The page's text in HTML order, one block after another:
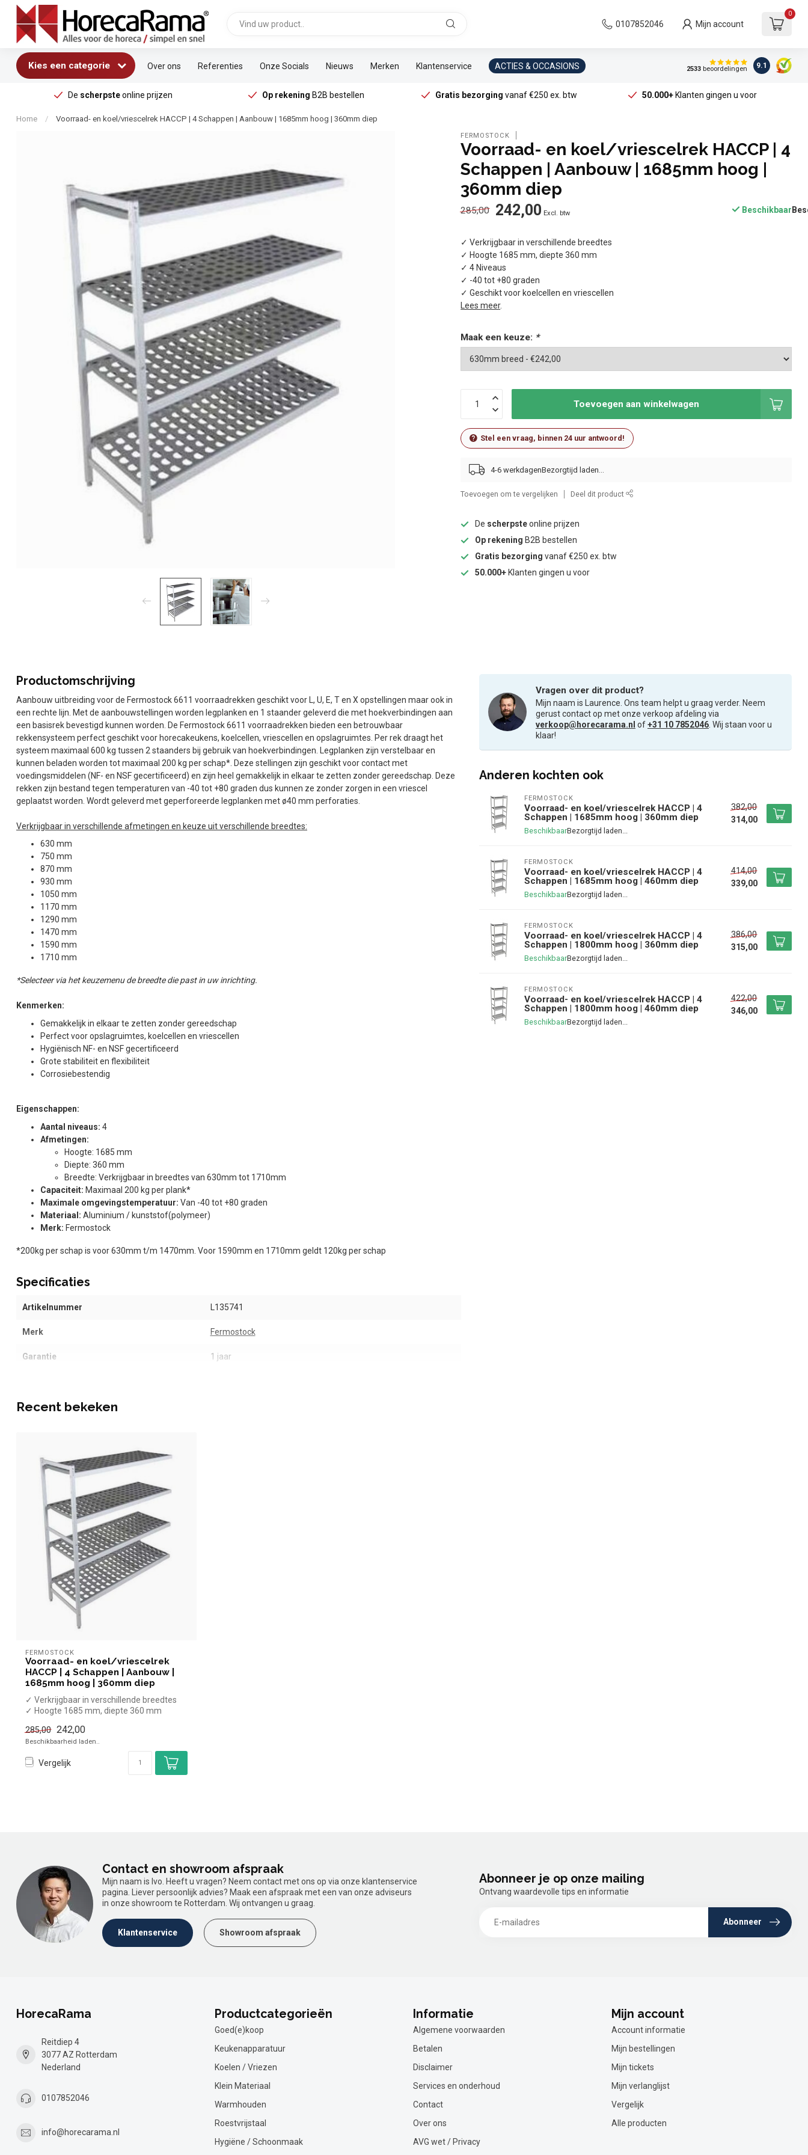
0107852046 Mijn account
0
Kies een categorie Over ons Referenties Onze Socials Nieuws Merken Klantenservice ACTIES & OCCASIONS 2533beoordelingen 9.1
De scherpsteonline prijzen Op rekening B2B bestellen Gratis bezorging vanaf €250 ex. btw 50.000+Klanten gingen u voor
Home / Voorraad- en koel/vriescelrek HACCP | 4 Schappen | Aanbouw | 1685mm hoog | 360mm diep
FERMOSTOCK
Voorraad- en koel/vriescelrek HACCP | 4
Schappen | Aanbouw | 1685mm hoog |
360mm diep
285,00 242,00 Excl. btw Beschikbaar
✓ Verkrijgbaar in verschillende breedtes
✓ Hoogte 1685 mm, diepte 360 mm
✓ 4 Niveaus
✓ -40 tot +80 graden
✓ Geschikt voor koelcellen en vriescellen
Lees meer.
Maak een keuze: *
Toevoegen aan winkelwagen
Stel een vraag, binnen 24 uur antwoord!
4-6 werkdagen
Toevoegen om te vergelijken Deel dit product
De scherpsteonline prijzen
Op rekening B2B bestellen
Gratis bezorging vanaf €250 ex. btw
50.000+ Klanten gingen u voor
Productomschrijving
Aanbouw uitbreiding voor de Fermostock 6611 voorraadrekken geschikt voor L, U, E, T en X opstellingen maar ook in
een rechte lijn. Met de aanbouwstellingen worden legplanken en 1 staander geleverd die met hoekverbindingen aan
een basisrek bevestigd kunnen worden. De Fermostock 6611 voorraadrekken bieden een betrouwbaar
rekkensysteem perfect geschikt voor horecakeukens, koelcellen, vriescellen en opslagruimtes. Per rek draagt het
systeem maximaal 600 kg tussen 2 staanders bij gebruik van hoekverbindingen. Legplanken zijn verstelbaar en
kunnen beladen worden tot maximaal 200 kg per schap*. Deze stellingen zijn geschikt voor contact met
voedingsmiddelen (NF- en NSF gecertificeerd) en zijn heel gemakkelijk in elkaar te zetten zonder gereedschap. Deze
rekken zijn bestand tegen temperaturen van -40 tot +80 graden dus kunnen ze zonder zorgen in een vriescel
geplaatst worden. Wordt geleverd met geperforeerde legplanken met ø40 mm perforaties.
Verkrijgbaar in verschillende afmetingen en keuze uit verschillende breedtes:
630 mm
750 mm
870 mm
930 mm
1050 mm
1170 mm
1290 mm
1470 mm
1590 mm
1710 mm
*Selecteer via het keuzemenu de breedte die past in uw inrichting.
Kenmerken:
Gemakkelijk in elkaar te zetten zonder gereedschap
Perfect voor opslagruimtes, koelcellen en vriescellen
Hygiënisch NF- en NSF gecertificeerd
Grote stabiliteit en flexibiliteit
Corrosiebestendig
Eigenschappen:
Aantal niveaus: 4
Afmetingen:
Hoogte: 1685 mm
Diepte: 360 mm
Breedte: Verkrijgbaar in breedtes van 630mm tot 1710mm
Capaciteit: Maximaal 200 kg per plank*
Maximale omgevingstemperatuur: Van -40 tot +80 graden
Materiaal: Aluminium / kunststof(polymeer)
Merk: Fermostock
*200kg per schap is voor 630mm t/m 1470mm. Voor 1590mm en 1710mm geldt 120kg per schap
Specificaties
Artikelnummer L135741
Merk Fermostock
Garantie 1 jaar
Vragen over dit product?
Mijn naam is Laurence. Ons team helpt u graag verder. Neem
gerust contact op met onze verkoop afdeling via
verkoop@horecarama.nl of+31 10 7852046 . Wij staan voor u
klaar!
Anderen kochten ook
FERMOSTOCK
Voorraad- en koel/vriescelrek HACCP | 4
Schappen | 1685mm hoog | 360mm diep
Beschikbaar
382,00
314,00
FERMOSTOCK
Voorraad- en koel/vriescelrek HACCP | 4
Schappen | 1685mm hoog | 460mm diep
Beschikbaar
414,00
339,00
FERMOSTOCK
Voorraad- en koel/vriescelrek HACCP | 4
Schappen | 1800mm hoog | 360mm diep
Beschikbaar
386,00
315,00
FERMOSTOCK
Voorraad- en koel/vriescelrek HACCP | 4
Schappen | 1800mm hoog | 460mm diep
Beschikbaar
422,00
346,00
Recent bekeken
FERMOSTOCK
Voorraad- en koel/vriescelrek
HACCP | 4 Schappen | Aanbouw |
1685mm hoog | 360mm diep
✓ Verkrijgbaar in verschillende breedtes
✓ Hoogte 1685 mm, diepte 360 mm
285,00 242,00
Beschikbaarheid laden..
Vergelijk
Contact en showroom afspraak
Mijn naam is Ivo. Heeft u vragen? Neem contact met ons op via onze klantenservice
pagina. Liever persoonlijk advies? Maak een afspraak met een van onze adviseurs
in onze showroom te Rotterdam. Wij ontvangen u graag.
Klantenservice Showroom afspraak
Abonneer je op onze mailing
Ontvang waardevolle tips en informatie
Abonneer
HorecaRama
Reitdiep 4
3077 AZ Rotterdam
Nederland
0107852046
info@horecarama.nl
Productcategorieën
Goed(e)koop
Keukenapparatuur
Koelen / Vriezen
Klein Materiaal
Warmhouden
Roestvrijstaal
Hygiëne / Schoonmaak
Informatie
Algemene voorwaarden
Betalen
Disclaimer
Services en onderhoud
Contact
Over ons
AVG wet / Privacy
Mijn account
Account informatie
Mijn bestellingen
Mijn tickets
Mijn verlanglijst
Vergelijk
Alle producten